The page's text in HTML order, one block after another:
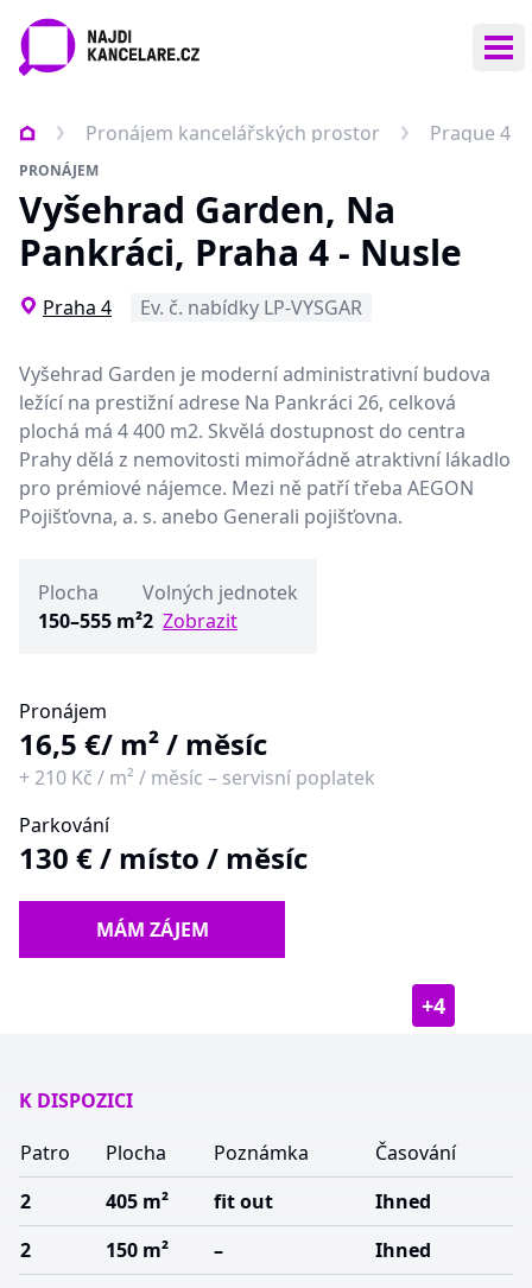
Pronájem kancelářských prostor Prague 4
PRONÁJEM
Vyšehrad Garden, Na
Pankráci, Praha 4 - Nusle
Praha 4 Ev. č. nabídky LP-VYSGAR
Vyšehrad Garden je moderní administrativní budova
ležící na prestižní adrese Na Pankráci 26, celková
plochá má 4 400 m2. Skvělá dostupnost do centra
Prahy dělá z nemovitosti mimořádně atraktivní lákadlo
pro prémiové nájemce. Mezi ně patří třeba AEGON
Pojišťovna, a. s. anebo Generali pojišťovna.
Plocha
150–555 m²
Volných jednotek
2 Zobrazit
Pronájem
16,5 €/ m² / měsíc
+ 210 Kč / m² / měsíc – servisní poplatek
Parkování
130 €/ místo / měsíc
MÁM ZÁJEM
+4
K DISPOZICI
Patro
Plocha Poznámka
Časování
2
405 m² fit out
Ihned
2
150 m² – Ihned